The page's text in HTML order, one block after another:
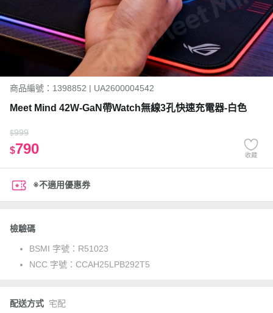
商品編號：1398852 | UA2600004542
Meet Mind 42W-GaN帶Watch無線3孔快速充電器-白色
$999
$790 收藏
※不適用優惠券
檢驗碼
BSMI 字號： R51023
NCC 字號： CCAH25LPB292T5
配送方式 宅配